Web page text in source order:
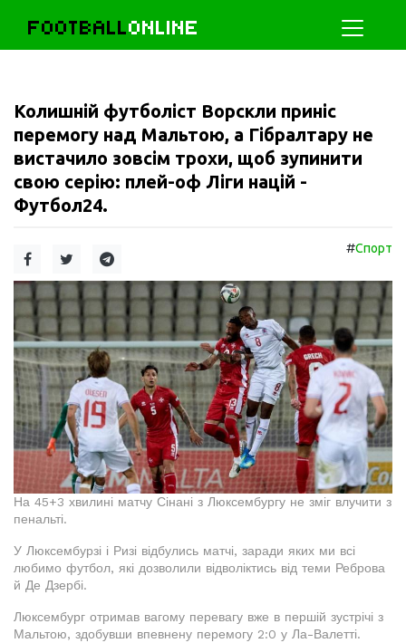
FOOTBALLONLINE
Колишній футболіст Ворскли приніс
перемогу над Мальтою, а Гібралтару не
вистачило зовсім трохи, щоб зупинити
свою серію: плей-оф Ліги націй -
Футбол24.
#Спорт
На 45+3 хвилині матчу Сінані з Люксембургу не зміг влучити з
пенальті.
У Люксембурзі і Ризі відбулись матчі, заради яких ми всі
любимо футбол, які дозволили відволіктись від теми Реброва
й Де Дзербі.
Люксембург отримав вагому перевагу вже в першій зустрічі з
Мальтою, здобувши впевнену перемогу 2:0 у Ла-Валетті.